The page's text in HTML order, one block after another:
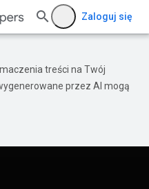
Zaloguj się
treści na Twój
przez AI mogą